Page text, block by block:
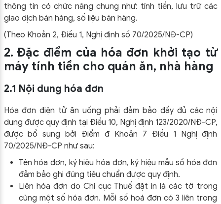
thông tin có chức năng chung như: tính tiền, lưu trữ các
giao dịch bán hàng, số liệu bán hàng.
(Theo Khoản 2, Điều 1, Nghị định số 70/2025/NĐ-CP)
2. Đặc điểm của hóa đơn khởi tạo từ
máy tính tiền cho quán ăn, nhà hàng
2.1 Nội dung hóa đơn
Hóa đơn điện tử ăn uống phải đảm bảo đầy đủ các nội
dung được quy định tại Điều 10, Nghị định 123/2020/NĐ-CP,
được bổ sung bởi Điểm đ Khoản 7 Điều 1 Nghị định
70/2025/NĐ-CP như sau:
Tên hóa đơn, ký hiệu hóa đơn, ký hiệu mẫu số hóa đơn
đảm bảo ghi đúng tiêu chuẩn được quy định.
Liên hóa đơn do Chi cục Thuế đặt in là các tờ trong
cùng một số hóa đơn. Mỗi số hoá đơn có 3 liên trong